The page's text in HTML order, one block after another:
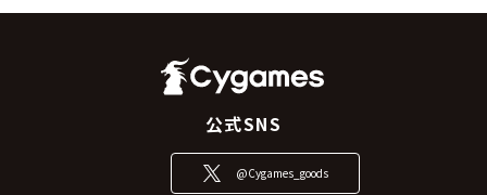
公式SNS
@Cygames_goods